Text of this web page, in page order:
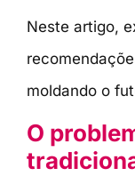
Neste artigo,
moldando o
O